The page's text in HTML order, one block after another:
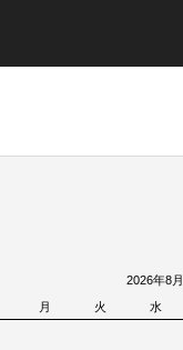
2026年8月
月 火 水